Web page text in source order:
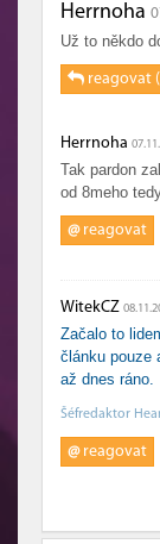
Herrnoha
Už to někdo
reagovat
Herrnoha
Tak pardon
od 8meho
@reagovat
WitekCZ
Začalo to
článku pouze
až dnes ráno.
Šéfredaktor
@reagovat